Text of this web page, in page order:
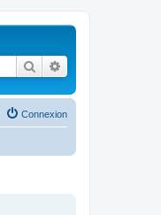
Rechercher
Connexion